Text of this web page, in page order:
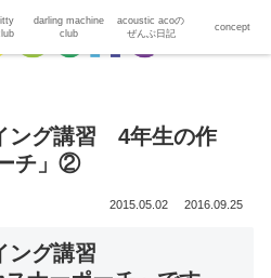
ング講習 4年生の作
チ」②
2015.05.02 2016.09.25
ング講習
darling machine
club
acoustic acoの
ぜんぶ日記
concept